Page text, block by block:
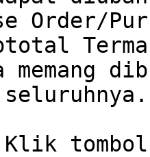
Order/